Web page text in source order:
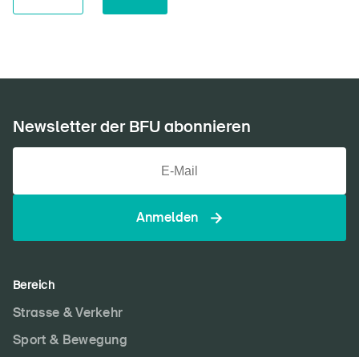
Newsletter der BFU abonnieren
Anmelden
Bereich
Strasse & Verkehr
Sport & Bewegung